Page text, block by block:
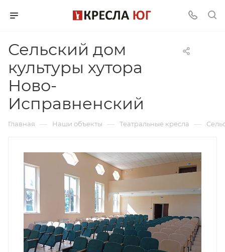
Сельский дом
культуры хутора
Ново-
Исправненский
Главная — Наши объекты — Театральные кресла —